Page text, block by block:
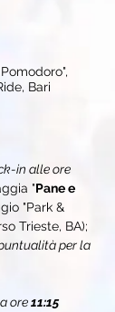
Bari
in alle ore
"Pane e
"Park &
Trieste, BA);
per la
ore 11:15